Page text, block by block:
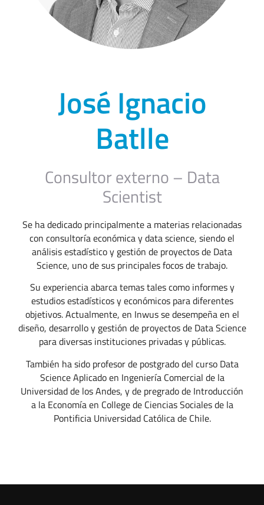
José Ignacio
Batlle
Consultor externo – Data
Scientist
Se ha dedicado principalmente a materias relacionadas
con consultoría económica y data science, siendo el
análisis estadístico y gestión de proyectos de Data
Science, uno de sus principales focos de trabajo.
Su experiencia abarca temas tales como informes y
estudios estadísticos y económicos para diferentes
objetivos. Actualmente, en Inwus se desempeña en el
diseño, desarrollo y gestión de proyectos de Data Science
para diversas instituciones privadas y públicas.
También ha sido profesor de postgrado del curso Data
Science Aplicado en Ingeniería Comercial de la
Universidad de los Andes, y de pregrado de Introducción
a la Economía en College de Ciencias Sociales de la
Pontificia Universidad Católica de Chile.